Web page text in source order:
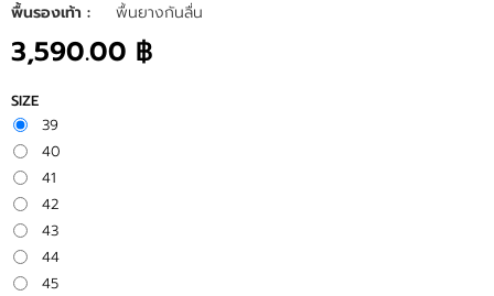
พื้นรองเท้า :
พื้นยางกันลื่น
3,590.00 ฿
SIZE
39
40
41
42
43
44
45